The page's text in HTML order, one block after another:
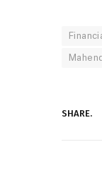
SHARE.